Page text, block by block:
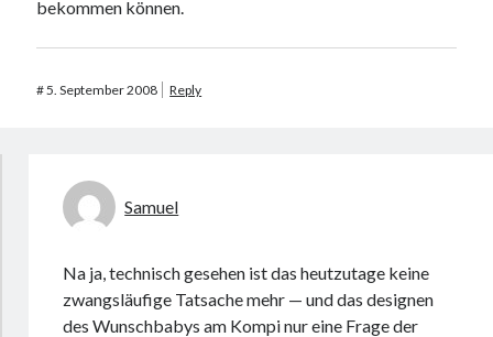
bekommen können.
#5. September 2008 Reply
Samuel
Na ja, technisch gesehen ist das heutzutage keine
zwangsläufige Tatsache mehr — und das designen
des Wunschbabys am Kompi nur eine Frage der